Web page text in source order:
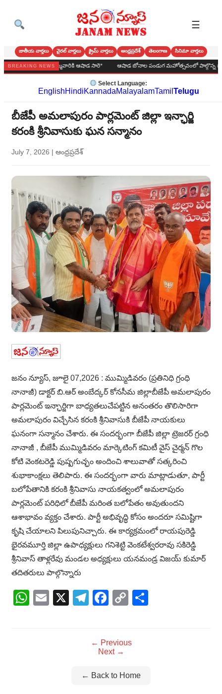
☰
జాతీయ వార్తలు వైరల్ వార్తలు క్రైమ్ వార్తలు ఆంధ్రప్రదేశ్ తెలంగాణ సినిమా వార్తలు
BREAKING NEWS
నడవ పల్లి మ్మ అమ్మవారికి ఆషాడ సారె* ఆషాడ బోనాల పండుగ మహోత్సవంలో పాల్గొన్న జనసేన
Select Language:
EnglishHindiKannadaMalayalamTamil Telugu
బీజేపీ అమలాపురం పార్లమెంట్ జిల్లా ఇన్ఛార్జి
కరంకి శ్రీనివాసుకు ఘన సన్మానం
July 7, 2026 | ఆంధ్రప్రదేశ్
జనం న్యూస్, జూలై 07,2026 : ముమ్మిడివరం (ప్రతినిధి గ్రంధి
నానాజీ) డాక్టర్ బి.ఆర్ అంబేద్కర్ కోనసీమ జిల్లాబీజేపీ అమలాపురం
పార్లమెంట్ ఇన్ఛార్జిగా బాధ్యతలుచేపట్టిన అనంతరం తొలిసారిగా
అమలాపురం విచ్చేసిన కరంకి శ్రీనివాసుకి బీజేపీ నాయకులు
ఘనంగా సన్మానం చేశారు. ఈ సందర్భంగా బీజేపీ జిల్లా ట్రెజరర్ గ్రంధి
నానాజీ , బీజేపీ ముమ్మిడివరం మార్కెటింగ్ కమిటీ వైస్ చైర్మన్ గొల
కోటి వెంకటరెడ్డి పుష్పగుచ్ఛం అందించి శాలువాతో సత్కరించి
శుభాకాంక్షలు తెలిపారు. ఈ సందర్భంగా వారు మాట్లాడుతూ, పార్టీ
బలోపేతానికి కరంకి శ్రీనివాసు నాయకత్వంలో అమలాపురం
పార్లమెంట్ పరిధిలో బీజేపీ మరింత బలోపేతం అవుతుందని
ఆశాభావం వ్యక్తం చేశారు. పార్టీ అభివృద్ధి కోసం అందరూ సమిష్టిగా
కృషి చేయాలని పిలుపునిచ్చారు. ఈ కార్యక్రమంలో రాయపురెడ్డి
భైరవమూర్తి జిల్లా ఉపాధ్యక్షులు గనిశెట్టి వెంకటేశ్వరరావు సకిరెడ్డి
శ్రీనివాస్ తాళ్లరేవు మండల అధ్యక్షులు యనమండ్ర విజయ్ కుమార్
తదితరులు పాల్గొన్నారు
WhatsApp
Email
X Telegram
Facebook
Copy
← Previous
Next →
← Back to Home